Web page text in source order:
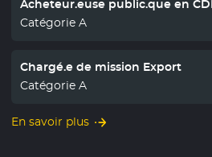
Acheteur.euse public.que en
Catégorie A
Chargé.e de mission Export
Catégorie A
En savoir plus